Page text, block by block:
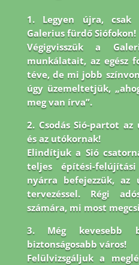
1. Legyen újra,
Galerius fürdő Siófokon!
Végigvisszük a
munkálatait, az egész
téve, de mi jobb
úgy üzemeltetjük,
meg van írva”.
2. Csodás Sió-partot
és az utókornak!
Elindítjuk a Sió
teljes építési-
nyárra befejezzük, az
tervezéssel. Régi
számára, mi most
3. Még kevesebb
biztonságosabb város!
Felülvizsgáljuk a